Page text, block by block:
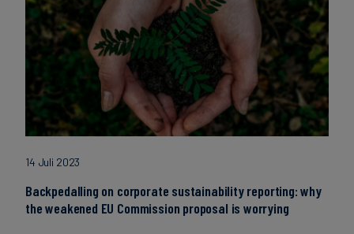
14 Juli 2023
Backpedalling on corporate sustainability reporting: why
the weakened EU Commission proposal is worrying